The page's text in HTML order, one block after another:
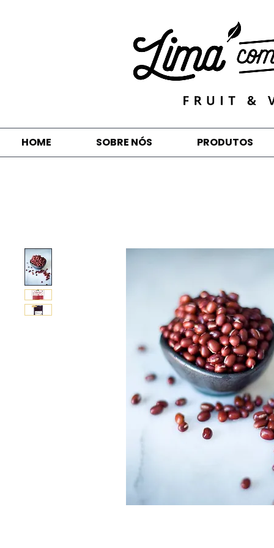
HOME SOBRE NÓS PRODUTOS